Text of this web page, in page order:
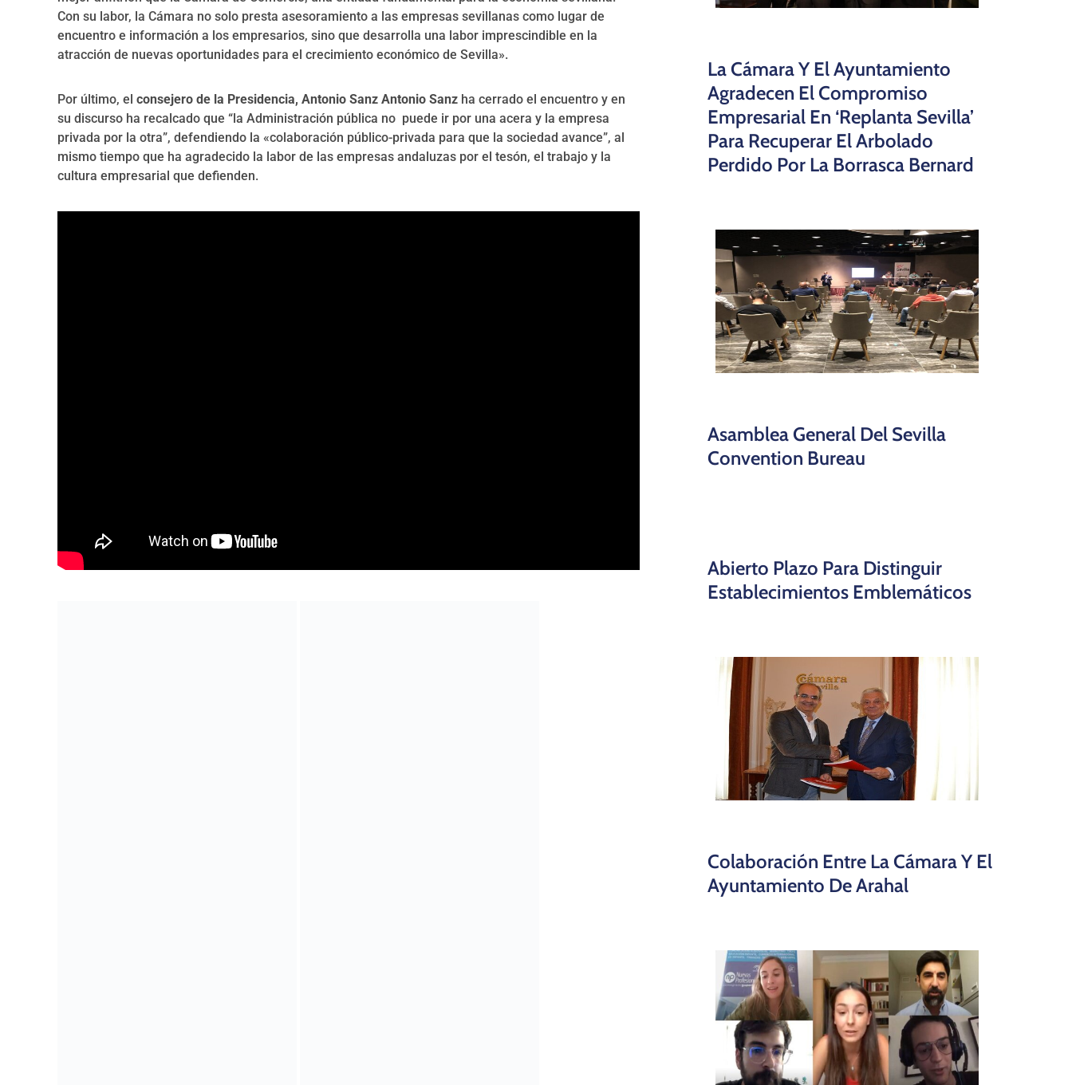
Con su labor, la Cámara no solo presta asesoramiento a las empresas sevillanas como lugar de
encuentro e información a los empresarios, sino que desarrolla una labor imprescindible en la
atracción de nuevas oportunidades para el crecimiento económico de Sevilla».
Por último, el consejero de la Presidencia, Antonio Sanz Antonio Sanz ha cerrado el encuentro y en
su discurso ha recalcado que “la Administración pública no puede ir por una acera y la empresa
privada por la otra”, defendiendo la «colaboración público-privada para que la sociedad avance”, al
mismo tiempo que ha agradecido la labor de las empresas andaluzas por el tesón, el trabajo y la
cultura empresarial que defienden.
La Cámara Y El Ayuntamiento
Agradecen El Compromiso
Empresarial En ‘Replanta Sevilla’
Para Recuperar El Arbolado
Perdido Por La Borrasca Bernard
Asamblea General Del Sevilla
Convention Bureau
Abierto Plazo Para Distinguir
Establecimientos Emblemáticos
Colaboración Entre La Cámara Y El
Ayuntamiento De Arahal